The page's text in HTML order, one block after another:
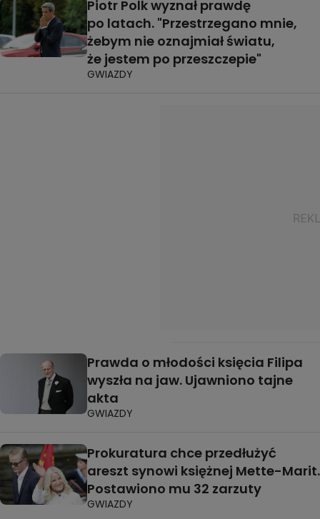
Piotr Polk wyznał prawdę
po latach. "Przestrzegano mnie,
żebym nie oznajmiał światu,
że jestem po przeszczepie"
GWIAZDY
Prawda o młodości księcia Filipa
wyszła na jaw. Ujawniono tajne
akta
GWIAZDY
Prokuratura chce przedłużyć
areszt synowi księżnej Mette-Marit.
Postawiono mu 32 zarzuty
GWIAZDY